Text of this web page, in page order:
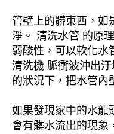
管壁上的髒東西，如
淨。 清洗水管 的原
弱酸性，可以軟化水
清洗機 脈衝波沖出
的狀況下，把水管內
如果發現家中的水龍
會有髒水流出的現象